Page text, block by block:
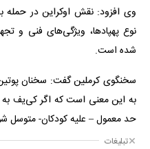
وی افزود: نقش اوکراین در حمله
نوع پهپادها، ویژگی‌های فنی و
شده است.
سخنگوی کرملین گفت: سخنان
به این معنی است که اگر کی‌یف به
حد معمول – علیه کودکان- متوسل
تبلیغات